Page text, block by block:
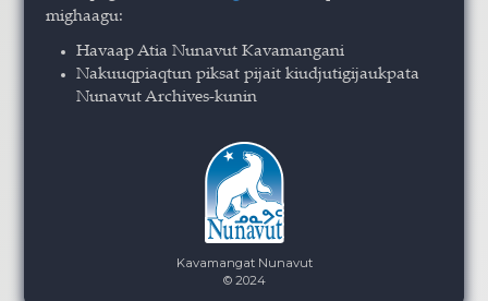
mighaagu:
Havaap Atia Nunavut Kavamangani
Nakuuqpiaqtun piksat pijait kiudjutigijaukpata
Nunavut Archives-kunin
Kavamangat Nunavut
© 2024